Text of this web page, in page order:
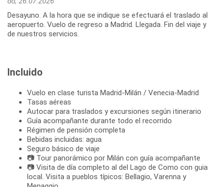
Desayuno. A la hora que se indique se efectuará el traslado al
aeropuerto. Vuelo de regreso a Madrid. Llegada. Fin del viaje y
de nuestros servicios.
Incluido
Vuelo en clase turista Madrid-Milán / Venecia-Madrid
Tasas aéreas
Autocar para traslados y excursiones según itinerario
Guía acompañante durante todo el recorrido
Régimen de pensión completa
Bebidas incluidas: agua
Seguro básico de viaje
📷 Tour panorámico por Milán con guía acompañante
📷 Visita de día completo al del Lago de Como con guia
local. Visita a pueblos típicos: Bellagio, Varenna y